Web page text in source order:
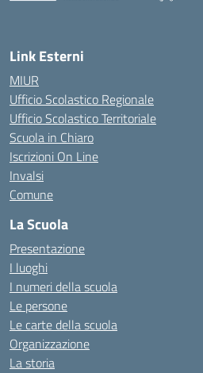
Link Esterni
MIUR
Ufficio Scolastico Regionale
Ufficio Scolastico Territoriale
Scuola in Chiaro
Iscrizioni On Line
Invalsi
Comune
La Scuola
Presentazione
I luoghi
I numeri della scuola
Le persone
Le carte della scuola
Organizzazione
La storia